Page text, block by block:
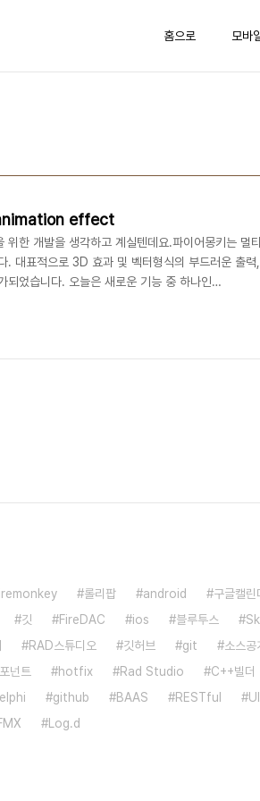
홈으로 모바
effect
위한 개발을 생각하고 계실텐데요.파이어몽키는 멀
. 대표적으로 3D 효과 및 벡터형식의 부드러운 출력,
었습니다. 오늘은 새로운 기능 중 하나인
Stop에 해당하는 Float 값사이를 지정된 시간
효과를..
롤리팝 android 구글캘린
깃 FireDAC ios 블루투스
RAD스튜디오 깃허브 git 소스공
넌트 hotfix Rad Studio C++빌더
github BAAS RESTful UI
Log.d